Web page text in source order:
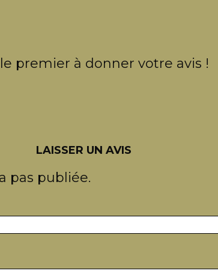
premier à donner votre avis !
LAISSER UN AVIS
pas publiée.